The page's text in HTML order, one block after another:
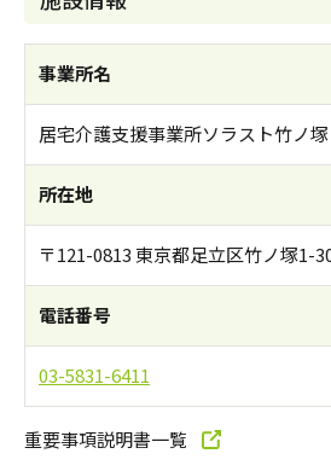
事業所名
居宅介護支援事業所ソラスト竹ノ塚
所在地
〒121-0813 東京都足立区竹ノ塚1-
電話番号
03-5831-6411
重要事項説明書一覧